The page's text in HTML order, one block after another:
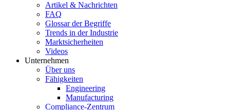
Artikel & Nachrichten
FAQ
Glossar der Begriffe
Trends in der Industrie
Marktsicherheiten
Videos
Unternehmen
Über uns
Fähigkeiten
Engineering
Manufacturing
Compliance-Zentrum